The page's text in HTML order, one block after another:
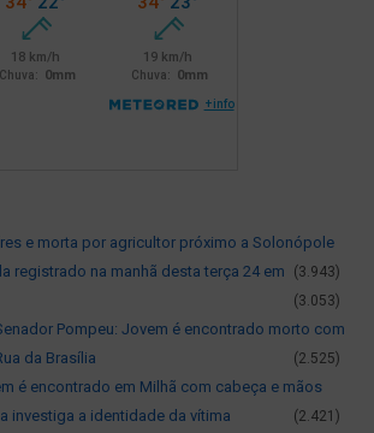
e morta por agricultor próximo a Solonópole
(3.943)
registrado na manhã desta terça 24 em
(3.053)
Pompeu: Jovem é encontrado morto com
da Brasília
(2.525)
é encontrado em Milhã com cabeça e mãos
investiga a identidade da vítima
(2.421)